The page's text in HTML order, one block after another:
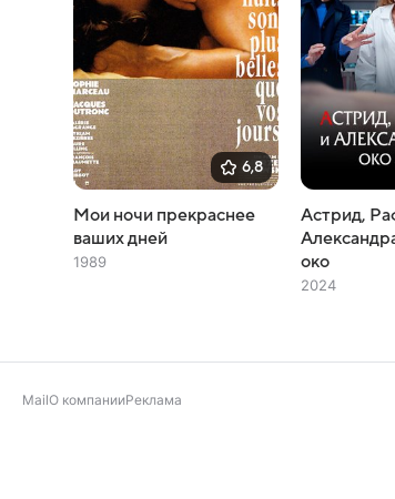
6,8
Мои ночи прекраснее
ваших дней
1989
Астрид,
око
2024
MailО компанииРеклама